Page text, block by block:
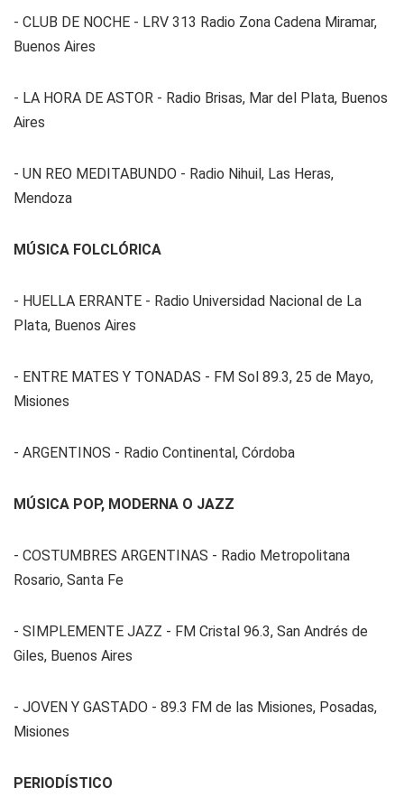
- CLUB DE NOCHE - LRV 313 Radio Zona Cadena Miramar,
Buenos Aires
- LA HORA DE ASTOR - Radio Brisas, Mar del Plata, Buenos
Aires
- UN REO MEDITABUNDO - Radio Nihuil, Las Heras,
Mendoza
MÚSICA FOLCLÓRICA
- HUELLA ERRANTE - Radio Universidad Nacional de La
Plata, Buenos Aires
- ENTRE MATES Y TONADAS - FM Sol 89.3, 25 de Mayo,
Misiones
- ARGENTINOS - Radio Continental, Córdoba
MÚSICA POP, MODERNA O JAZZ
- COSTUMBRES ARGENTINAS - Radio Metropolitana
Rosario, Santa Fe
- SIMPLEMENTE JAZZ - FM Cristal 96.3, San Andrés de
Giles, Buenos Aires
- JOVEN Y GASTADO - 89.3 FM de las Misiones, Posadas,
Misiones
PERIODÍSTICO